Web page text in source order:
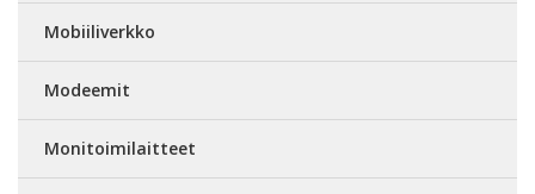
Mobiiliverkko
Modeemit
Monitoimilaitteet